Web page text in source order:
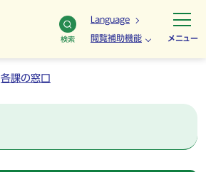
検索
Language
閲覧補助機能 メニュー
各課の窓口